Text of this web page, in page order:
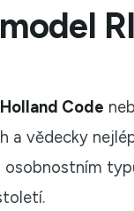
Holland Code
a vědecky